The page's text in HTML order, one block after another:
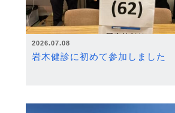
2026.07.08
岩木健診に初めて参加しました